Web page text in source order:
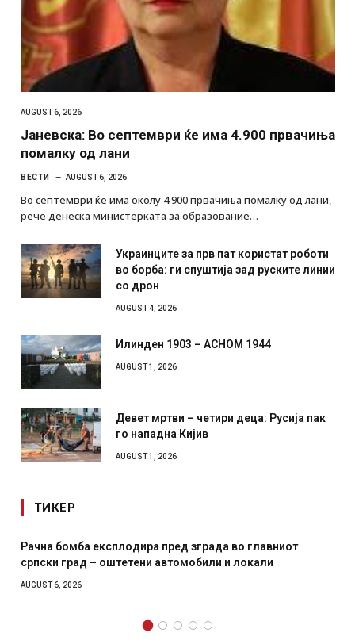
AUGUST 6, 2026
Јаневска: Во септември ќе има 4.900 првачиња
помалку од лани
ВЕСТИ AUGUST 6, 2026
Во септември ќе има околу 4.900 првачиња помалку од лани,
рече денеска министерката за образование…
Украинците за прв пат користат роботи
во борба: ги спуштија зад руските линии
со дрон
AUGUST 4, 2026
Илинден 1903 – АСНОМ 1944
AUGUST 1, 2026
Девет мртви – четири деца: Русија пак
го нападна Кијив
AUGUST 1, 2026
ТИКЕР
пред зграда во главниот
автомобили и локали
И Данска се
месечна воена